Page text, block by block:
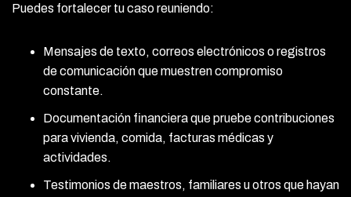
Puedes fortalecer tu caso reuniendo:
Mensajes de texto, correos electrónicos o registros
de comunicación que muestren compromiso
constante.
Documentación financiera que pruebe contribuciones
para vivienda, comida, facturas médicas y
actividades.
Testimonios de maestros, familiares u otros que hayan